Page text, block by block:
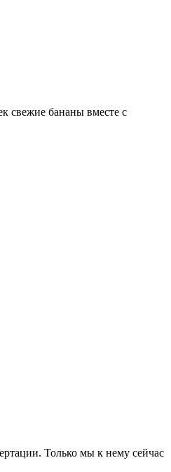
свежие бананы вместе с
Только мы к нему сейчас